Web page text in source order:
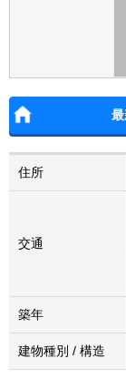
住所
交通
築年
建物種別 / 構造